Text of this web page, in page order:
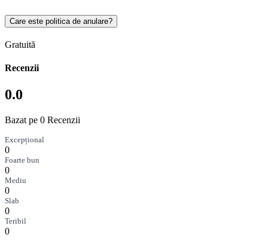
Care este politica de anulare?
Gratuită
Recenzii
0.0
Bazat pe 0 Recenzii
Excepțional
0
Foarte bun
0
Mediu
0
Slab
0
Teribil
0